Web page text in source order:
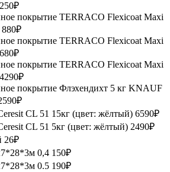
покрытие TERRACO Flexicoat Maxi
880₽
покрытие TERRACO Flexicoat Maxi
покрытие TERRACO Flexicoat Maxi
4290₽
покрытие Флэхендихт 5 кг KNAUF
CL 51 15кг (цвет: жёлтый) 6590₽
CL 51 5кг (цвет: жёлтый) 2490₽
26₽
0,4 150₽
0.5 190₽